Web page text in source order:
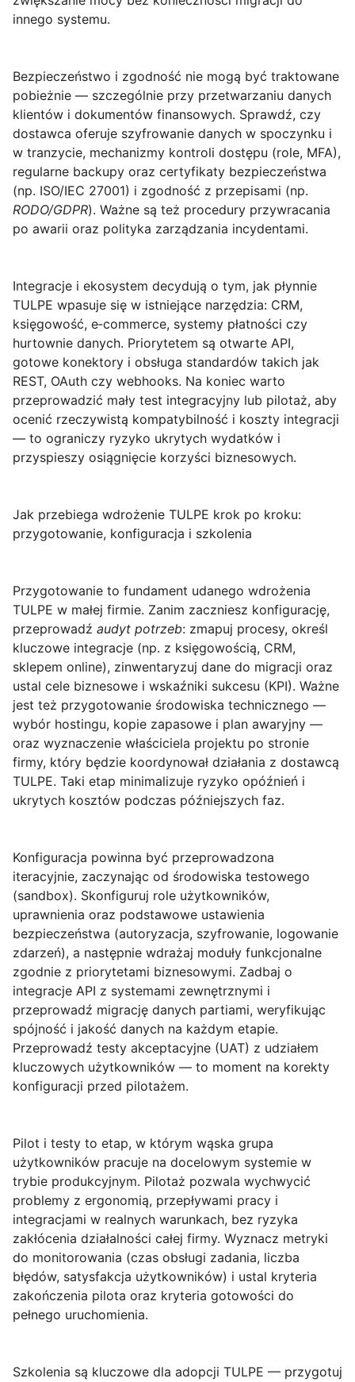
innego systemu.
Bezpieczeństwo i zgodność nie mogą być traktowane
pobieżnie — szczególnie przy przetwarzaniu danych
klientów i dokumentów finansowych. Sprawdź, czy
dostawca oferuje szyfrowanie danych w spoczynku i
w tranzycie, mechanizmy kontroli dostępu (role, MFA),
regularne backupy oraz certyfikaty bezpieczeństwa
(np. ISO/IEC 27001) i zgodność z przepisami (np.
RODO/GDPR). Ważne są też procedury przywracania
po awarii oraz polityka zarządzania incydentami.
Integracje i ekosystem decydują o tym, jak płynnie
TULPE wpasuje się w istniejące narzędzia: CRM,
księgowość, e‑commerce, systemy płatności czy
hurtownie danych. Priorytetem są otwarte API,
gotowe konektory i obsługa standardów takich jak
REST, OAuth czy webhooks. Na koniec warto
przeprowadzić mały test integracyjny lub pilotaż, aby
ocenić rzeczywistą kompatybilność i koszty integracji
— to ograniczy ryzyko ukrytych wydatków i
przyspieszy osiągnięcie korzyści biznesowych.
Jak przebiega wdrożenie TULPE krok po kroku:
przygotowanie, konfiguracja i szkolenia
Przygotowanie to fundament udanego wdrożenia
TULPE w małej firmie. Zanim zaczniesz konfigurację,
przeprowadź audyt potrzeb: zmapuj procesy, określ
kluczowe integracje (np. z księgowością, CRM,
sklepem online), zinwentaryzuj dane do migracji oraz
ustal cele biznesowe i wskaźniki sukcesu (KPI). Ważne
jest też przygotowanie środowiska technicznego —
wybór hostingu, kopie zapasowe i plan awaryjny —
oraz wyznaczenie właściciela projektu po stronie
firmy, który będzie koordynował działania z dostawcą
TULPE. Taki etap minimalizuje ryzyko opóźnień i
ukrytych kosztów podczas późniejszych faz.
Konfiguracja powinna być przeprowadzona
iteracyjnie, zaczynając od środowiska testowego
(sandbox). Skonfiguruj role użytkowników,
uprawnienia oraz podstawowe ustawienia
bezpieczeństwa (autoryzacja, szyfrowanie, logowanie
zdarzeń), a następnie wdrażaj moduły funkcjonalne
zgodnie z priorytetami biznesowymi. Zadbaj o
integracje API z systemami zewnętrznymi i
przeprowadź migrację danych partiami, weryfikując
spójność i jakość danych na każdym etapie.
Przeprowadź testy akceptacyjne (UAT) z udziałem
kluczowych użytkowników — to moment na korekty
konfiguracji przed pilotażem.
Pilot i testy to etap, w którym wąska grupa
użytkowników pracuje na docelowym systemie w
trybie produkcyjnym. Pilotaż pozwala wychwycić
problemy z ergonomią, przepływami pracy i
integracjami w realnych warunkach, bez ryzyka
zakłócenia działalności całej firmy. Wyznacz metryki
do monitorowania (czas obsługi zadania, liczba
błędów, satysfakcja użytkowników) i ustal kryteria
zakończenia pilota oraz kryteria gotowości do
pełnego uruchomienia.
Szkolenia są kluczowe dla adopcji TULPE — przygotuj